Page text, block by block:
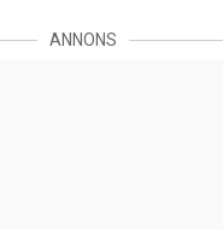
ANNONS